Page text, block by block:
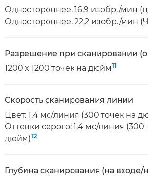
Одностороннее. 16,9 изобр./мин
Одностороннее. 22,2 изобр./мин
Разрешение при сканировании
1200 x 1200 точек на дюйм11
Скорость сканирования линии
Цвет: 1,4 мс/линия (300 точек на
Оттенки серого: 1,4 мс/линия (300
дюйм)12
Глубина сканирования (на входе/